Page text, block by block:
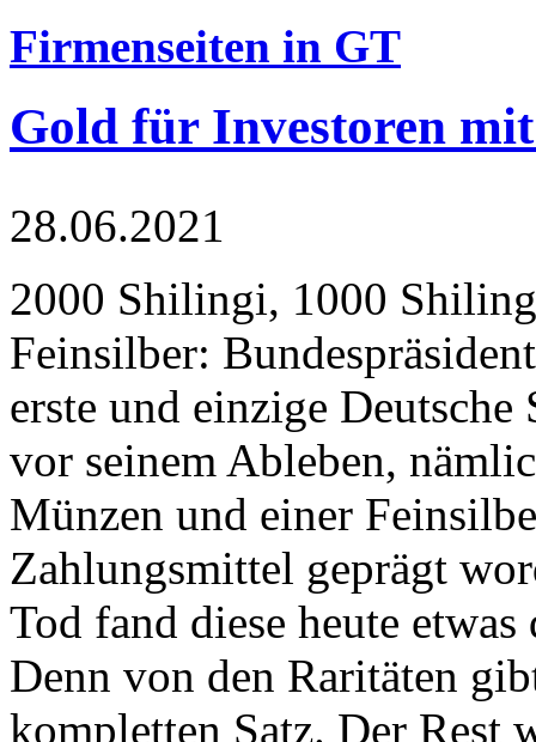
Firmenseiten in GT
Gold für Investoren
28.06.2021
2000 Shilingi, 1000
Feinsilber:
erste und einzige Deutsche
vor seinem Ableben,
Münzen und einer
Zahlungsmittel geprägt
Tod fand diese heute
Denn von den Raritäten
kompletten Satz. Der Rest